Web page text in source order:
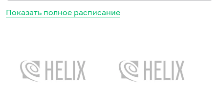
Показать полное расписание